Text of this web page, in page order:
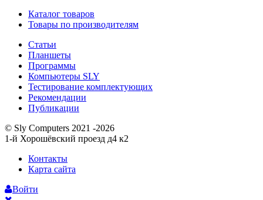
Каталог товаров
Товары по производителям
Статьи
Планшеты
Программы
Компьютеры SLY
Тестирование комплектующих
Рекомендации
Публикации
© Sly Computers 2021 -2026
1-й Хорошёвский проезд д4 к2
Контакты
Карта сайта
Войти